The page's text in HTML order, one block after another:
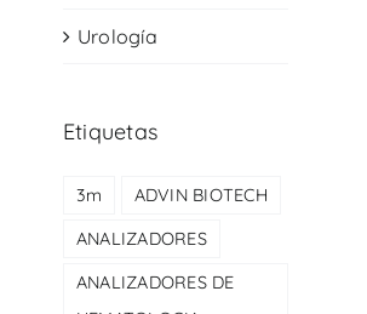
Urología
Etiquetas
3m
ADVIN BIOTECH
ANALIZADORES
ANALIZADORES DE